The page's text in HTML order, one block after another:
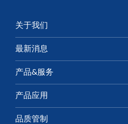
关于我们
最新消息
产品&服务
产品应用
品质管制